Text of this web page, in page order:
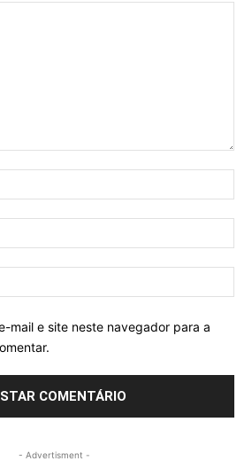
mail e site neste navegador para a
- Advertisment -